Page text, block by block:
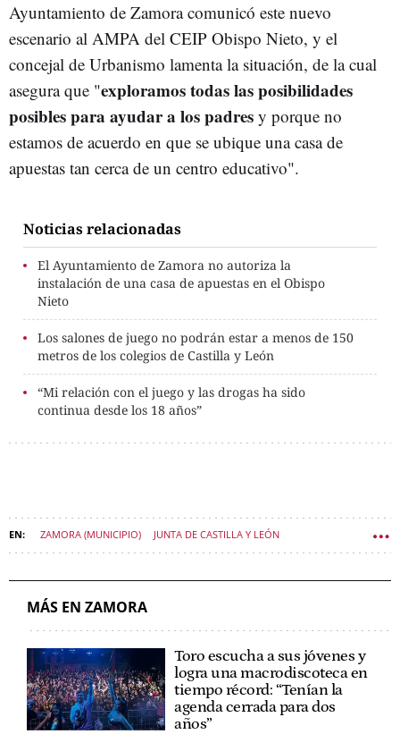
Ayuntamiento de Zamora comunicó este nuevo
escenario al AMPA del CEIP Obispo Nieto, y el
concejal de Urbanismo lamenta la situación, de la cual
asegura que "exploramos todas las posibilidades
posibles para ayudar a los padres y porque no
estamos de acuerdo en que se ubique una casa de
apuestas tan cerca de un centro educativo".
Noticias relacionadas
El Ayuntamiento de Zamora no autoriza la
instalación de una casa de apuestas en el Obispo
Nieto
Los salones de juego no podrán estar a menos de 150
metros de los colegios de Castilla y León
“Mi relación con el juego y las drogas ha sido
continua desde los 18 años”
ZAMORA (MUNICIPIO) JUNTA DE CASTILLA Y LEÓN
MÁS EN ZAMORA
Toro escucha a sus jóvenes y
logra una macrodiscoteca en
tiempo récord: “Tenían la
agenda cerrada para dos
años”